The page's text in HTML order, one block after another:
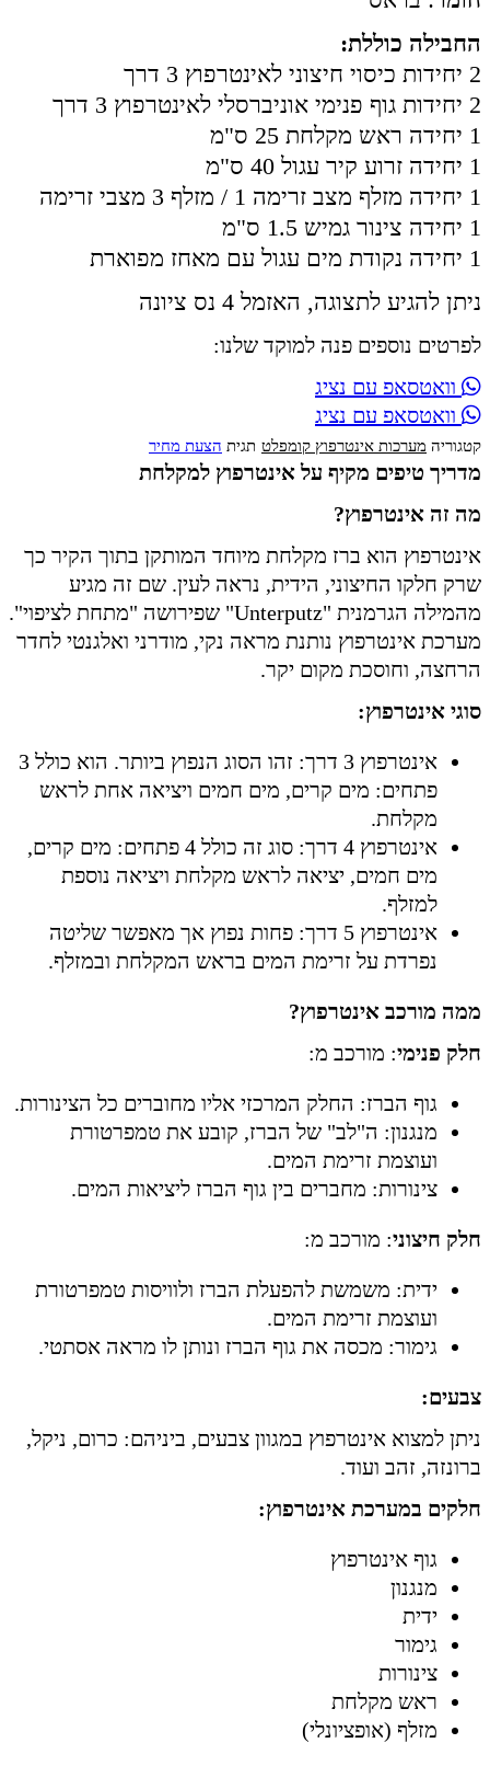
החבילה כוללת:
2 יחידות כיסוי חיצוני לאינטרפוץ 3 דרך
2 יחידות גוף פנימי אוניברסלי לאינטרפוץ 3 דרך
1 יחידה ראש מקלחת 25 ס"מ
1 יחידה זרוע קיר עגול 40 ס"מ
1 יחידה מזלף מצב זרימה 1 / מזלף 3 מצבי זרימה
1 יחידה צינור גמיש 1.5 ס"מ
1 יחידה נקודת מים עגול עם מאחז מפוארת
ניתן להגיע לתצוגה, האזמל 4 נס ציונה
לפרטים נוספים פנה למוקד שלנו:
וואטסאפ עם נציג
וואטסאפ עם נציג
קטגוריה מערכות אינטרפוץ קומפלט תגית הצעת מחיר
מדריך טיפים מקיף על אינטרפוץ למקלחת
מה זה אינטרפוץ?
אינטרפוץ הוא ברז מקלחת מיוחד המותקן בתוך הקיר כך
שרק חלקו החיצוני, הידית, נראה לעין. שם זה מגיע
מהמילה הגרמנית "Unterputz" שפירושה "מתחת לציפוי".
מערכת אינטרפוץ נותנת מראה נקי, מודרני ואלגנטי לחדר
הרחצה, וחוסכת מקום יקר.
סוגי אינטרפוץ:
אינטרפוץ 3 דרך: זהו הסוג הנפוץ ביותר. הוא כולל 3
פתחים: מים קרים, מים חמים ויציאה אחת לראש
מקלחת.
אינטרפוץ 4 דרך: סוג זה כולל 4 פתחים: מים קרים,
מים חמים, יציאה לראש מקלחת ויציאה נוספת
למזלף.
אינטרפוץ 5 דרך: פחות נפוץ אך מאפשר שליטה
נפרדת על זרימת המים בראש המקלחת ובמזלף.
ממה מורכב אינטרפוץ?
חלק פנימי: מורכב מ:
גוף הברז: החלק המרכזי אליו מחוברים כל הצינורות.
מנגנון: ה"לב" של הברז, קובע את טמפרטורת
ועוצמת זרימת המים.
צינורות: מחברים בין גוף הברז ליציאות המים.
חלק חיצוני: מורכב מ:
ידית: משמשת להפעלת הברז ולוויסות טמפרטורת
ועוצמת זרימת המים.
גימור: מכסה את גוף הברז ונותן לו מראה אסתטי.
צבעים:
ניתן למצוא אינטרפוץ במגוון צבעים, ביניהם: כרום, ניקל,
ברונזה, זהב ועוד.
חלקים במערכת אינטרפוץ:
גוף אינטרפוץ
מנגנון
ידית
גימור
צינורות
ראש מקלחת
מזלף (אופציונלי)